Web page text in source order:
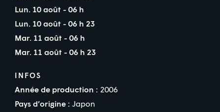
Lun. 10 août - 06 h
Lun. 10 août - 06 h 23
Mar. 11 août - 06 h
Mar. 11 août - 06 h 23
INFOS
Année de production : 2006
Pays d’origine : Japon